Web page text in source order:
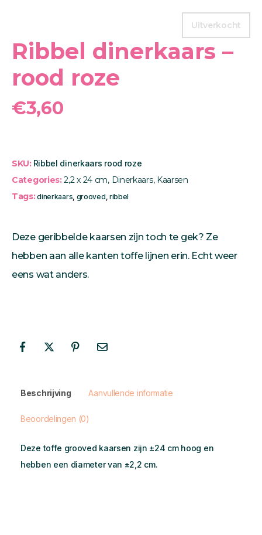
Uitverkocht
Ribbel dinerkaars –
rood roze
€3,60
SKU: Ribbel dinerkaars rood roze
Categories: 2,2 x 24 cm, Dinerkaars, Kaarsen
Tags:dinerkaars, grooved, ribbel
Deze geribbelde kaarsen zijn toch te gek? Ze
hebben aan alle kanten toffe lijnen erin. Echt weer
eens wat anders.
Beschrijving Aanvullende informatie
Beoordelingen (0)
Deze toffe grooved kaarsen zijn ±24 cm hoog en
hebben een diameter van ±2,2 cm.